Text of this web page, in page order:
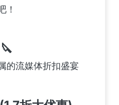
！
🔪
的流媒体折扣盛宴